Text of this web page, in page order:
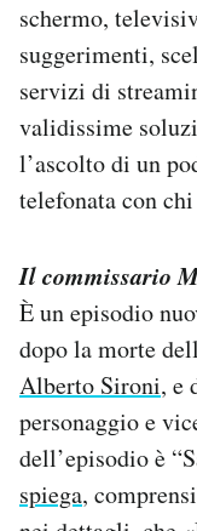
Notifiche
Regala il Post
Hai bisogno di
Esci
schermo,
suggerimenti,
servizi di
validissime
l’ascolto di un
telefonata con
Il commissario
È un episodio
dopo la morte
Alberto Sironi, e
personaggio e
dell’episodio è
spiega,